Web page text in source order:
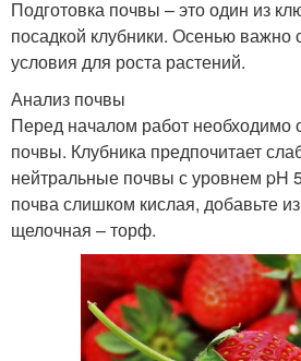
Подготовка почвы – это один из
посадкой клубники. Осенью важно
условия для роста растений.
Анализ почвы
Перед началом работ необходимо
почвы. Клубника предпочитает
нейтральные почвы с уровнем pH
почва слишком кислая, добавьте
щелочная – торф.